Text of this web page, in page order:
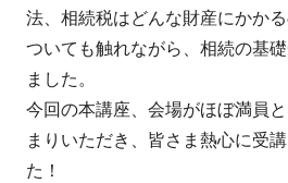
法、相続税はどんな財産にかか
ついても触れながら、相続の基
ました。
今回の本講座、会場がほぼ満員
まりいただき、皆さま熱心に受
た！